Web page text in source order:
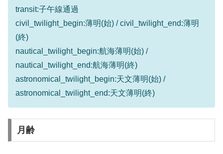
transit:子午線通過
civil_twilight_begin:薄明(始) / civil_twilight_end:薄明
(終)
nautical_twilight_begin:航海薄明(始) /
nautical_twilight_end:航海薄明(終)
astronomical_twilight_begin:天文薄明(始) /
astronomical_twilight_end:天文薄明(終)
月齢